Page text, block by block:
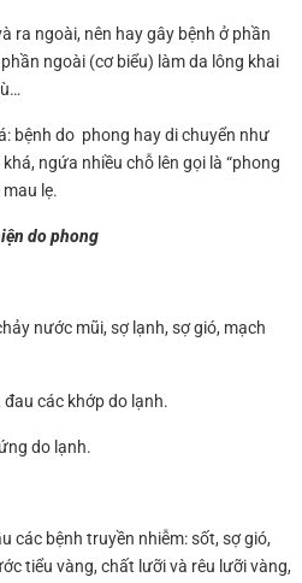
ra ngoài, nên hay gây bệnh ở phần
ngoài (cơ biểu) làm da lông khai
bệnh do phong hay di chuyển như
ngứa nhiều chỗ lên gọi là “phong
lẹ.
do phong
nước mũi, sợ lạnh, sợ gió, mạch
các khớp do lạnh.
do lạnh.
các bệnh truyền nhiễm: sốt, sợ gió,
tiểu vàng, chất lưỡi và rêu lưỡi vàng,